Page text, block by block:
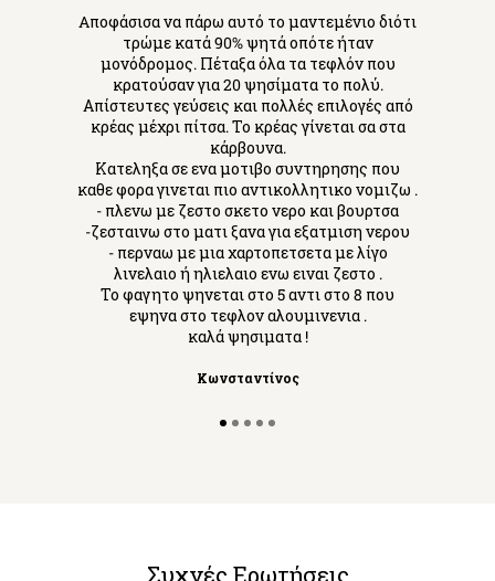
Aποφάσισα να πάρω αυτό το μαντεμένιο διότι
τρώμε κατά 90% ψητά οπότε ήταν
μονόδρομος. Πέταξα όλα τα τεφλόν που
κρατούσαν για 20 ψησίματα το πολύ.
Απίστευτες γεύσεις και πολλές επιλογές από
κρέας μέχρι πίτσα. Το κρέας γίνεται σα στα
κάρβουνα.
Κατεληξα σε ενα μοτιβο συντηρησης που
καθε φορα γινεται πιο αντικολλητικο νομιζω .
- πλενω με ζεστο σκετο νερο και βουρτσα
-ζεσταινω στο ματι ξανα για εξατμιση νερου
- περναω με μια χαρτοπετσετα με λίγο
λινελαιο ή ηλιελαιο ενω ειναι ζεστο .
Το φαγητο ψηνεται στο 5 αντι στο 8 που
εψηνα στο τεφλον αλουμινενια .
καλά ψησιματα !
Κωνσταντίνος
Συχνές Ερωτήσεις